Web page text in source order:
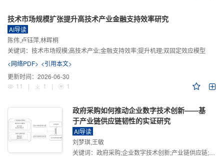
技术市场规模扩张提升高技术产业金融支持效率研究
AI导读
陈伟,卢钰萍,林晖桐
关键词： 技术市场规模;高技术产业;金融支持效率;提升机理;双固定效应模型
<网络PDF> <引用本文>
更新时间： 2026-06-30
11
| 1 | 1
政府采购如何推动企业数字技术创新——基
于产业链供应链韧性的实证研究
AI导读
刘梦琪,王敏
关键词： 政府采购;企业数字技术创新;产业链供应链;产业链供应链韧性;需求侧财政政策